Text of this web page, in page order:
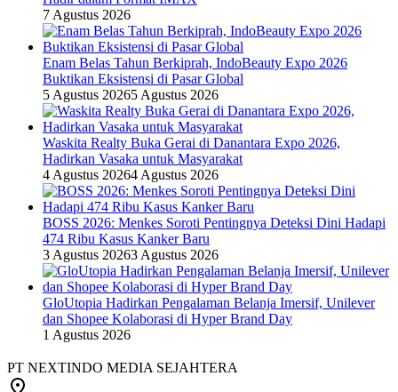
7 Agustus 2026
Enam Belas Tahun Berkiprah, IndoBeauty Expo 2026
Buktikan Eksistensi di Pasar Global
5 Agustus 20265 Agustus 2026
Waskita Realty Buka Gerai di Danantara Expo 2026,
Hadirkan Vasaka untuk Masyarakat
4 Agustus 20264 Agustus 2026
BOSS 2026: Menkes Soroti Pentingnya Deteksi Dini Hadapi
474 Ribu Kasus Kanker Baru
3 Agustus 20263 Agustus 2026
GloUtopia Hadirkan Pengalaman Belanja Imersif, Unilever
dan Shopee Kolaborasi di Hyper Brand Day
1 Agustus 2026
PT NEXTINDO MEDIA SEJAHTERA